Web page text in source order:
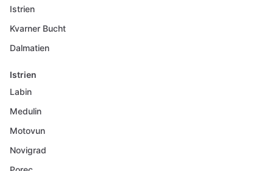
Istrien
Kvarner Bucht
Dalmatien
Istrien
Labin
Medulin
Motovun
Novigrad